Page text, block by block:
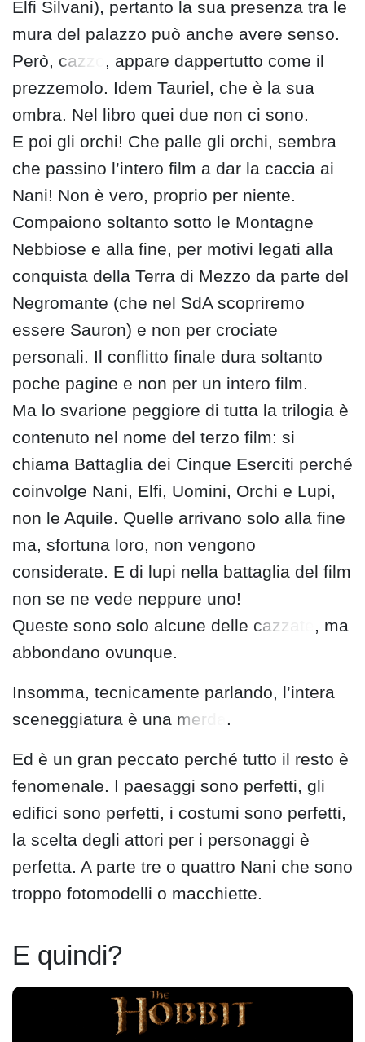
Elfi Silvani), pertanto la sua presenza tra le
mura del palazzo può anche avere senso.
Però, cazzo , appare dappertutto come il
prezzemolo. Idem Tauriel, che è la sua
ombra. Nel libro quei due non ci sono.
E poi gli orchi! Che palle gli orchi, sembra
che passino l’intero film a dar la caccia ai
Nani! Non è vero, proprio per niente.
Compaiono soltanto sotto le Montagne
Nebbiose e alla fine, per motivi legati alla
conquista della Terra di Mezzo da parte del
Negromante (che nel SdA scopriremo
essere Sauron) e non per crociate
personali. Il conflitto finale dura soltanto
poche pagine e non per un intero film.
Ma lo svarione peggiore di tutta la trilogia è
contenuto nel nome del terzo film: si
chiama Battaglia dei Cinque Eserciti perché
coinvolge Nani, Elfi, Uomini, Orchi e Lupi,
non le Aquile. Quelle arrivano solo alla fine
ma, sfortuna loro, non vengono
considerate. E di lupi nella battaglia del film
non se ne vede neppure uno!
Queste sono solo alcune delle cazzate , ma
abbondano ovunque.
Insomma, tecnicamente parlando, l’intera
sceneggiatura è una merda .
Ed è un gran peccato perché tutto il resto è
fenomenale. I paesaggi sono perfetti, gli
edifici sono perfetti, i costumi sono perfetti,
la scelta degli attori per i personaggi è
perfetta. A parte tre o quattro Nani che sono
troppo fotomodelli o macchiette.
E quindi?